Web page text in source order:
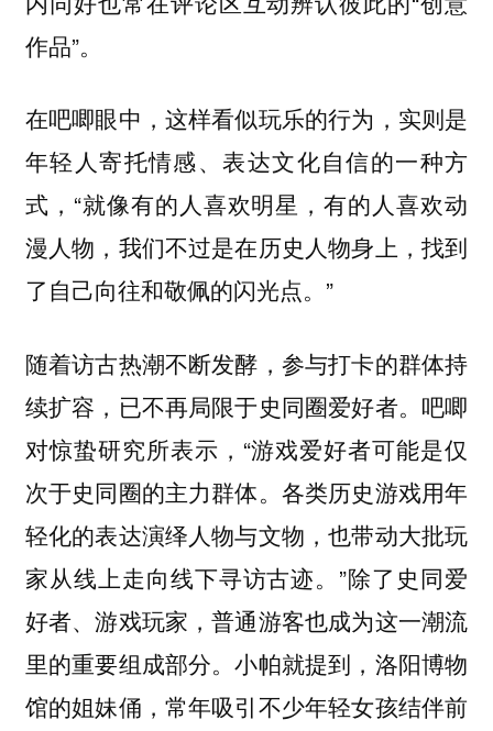
作品”。
在吧唧眼中，这样看似玩乐的行为，实则是
年轻人寄托情感、表达文化自信的一种方
式，“就像有的人喜欢明星，有的人喜欢动
漫人物，我们不过是在历史人物身上，找到
了自己向往和敬佩的闪光点。”
随着访古热潮不断发酵，参与打卡的群体持
续扩容，已不再局限于史同圈爱好者。吧唧
对惊蛰研究所表示，“游戏爱好者可能是仅
次于史同圈的主力群体。各类历史游戏用年
轻化的表达演绎人物与文物，也带动大批玩
家从线上走向线下寻访古迹。”除了史同爱
好者、游戏玩家，普通游客也成为这一潮流
里的重要组成部分。小帕就提到，洛阳博物
馆的姐妹俑，常年吸引不少年轻女孩结伴前